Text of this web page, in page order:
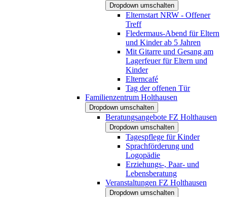
Dropdown umschalten
Elternstart NRW - Offener
Treff
Fledermaus-Abend für Eltern
und Kinder ab 5 Jahren
Mit Gitarre und Gesang am
Lagerfeuer für Eltern und
Kinder
Elterncafé
Tag der offenen Tür
Familienzentrum Holthausen
Dropdown umschalten
Beratungsangebote FZ Holthausen
Dropdown umschalten
Tagespflege für Kinder
Sprachförderung und
Logopädie
Erziehungs-, Paar- und
Lebensberatung
Veranstaltungen FZ Holthausen
Dropdown umschalten